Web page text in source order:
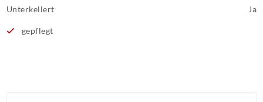
Unterkellert Ja
gepflegt